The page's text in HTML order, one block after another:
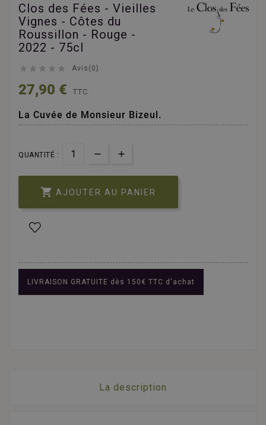
Clos des Fées - Vieilles
Vignes - Côtes du
Roussillon - Rouge -
2022 - 75cl
     Avis(0)
27,90 € TTC
La Cuvée de Monsieur Bizeul.
QUANTITÉ :
 AJOUTER AU PANIER
LIVRAISON GRATUITE dès 150€ TTC d'achat
La description